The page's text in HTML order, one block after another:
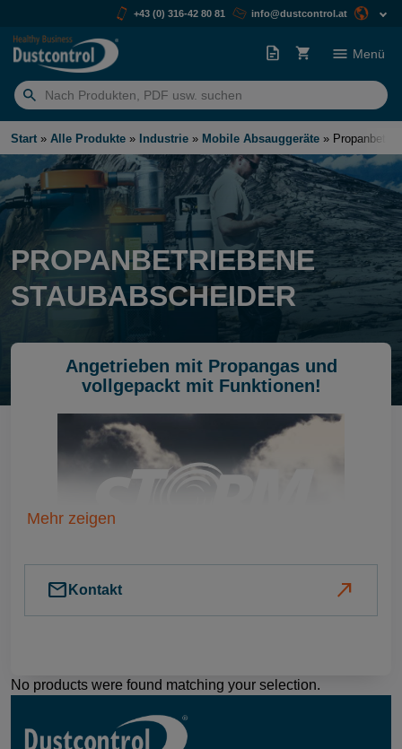
+43 (0) 316-42 80 81 info@dustcontrol.at
Suchen
nach:
Menü
Start » Alle Produkte » Industrie » Mobile Absauggeräte »
PROPANBETRIEBENE
STAUBABSCHEIDER
Angetrieben mit Propangas und
vollgepackt mit Funktionen!
Mehr zeigen
mail Kontakt north_east
No products were found matching your selection.